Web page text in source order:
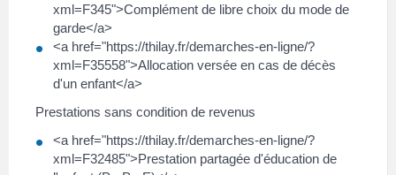
xml=F345">Complément de libre choix du mode de
garde</a>
<a href="https://thilay.fr/demarches-en-ligne/?
xml=F35558">Allocation versée en cas de décès
d'un enfant</a>
Prestations sans condition de revenus
<a href="https://thilay.fr/demarches-en-ligne/?
xml=F32485">Prestation partagée d'éducation de